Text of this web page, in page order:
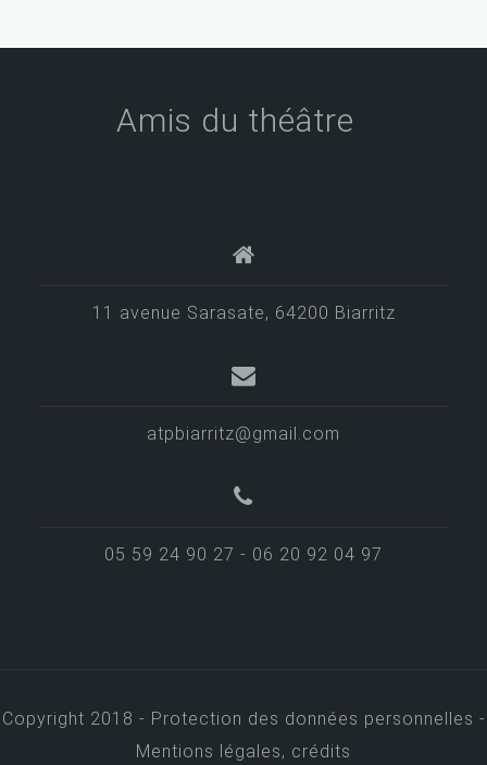
Amis du théâtre
11 avenue Sarasate, 64200 Biarritz
atpbiarritz@gmail.com
05 59 24 90 27 - 06 20 92 04 97
Copyright 2018 - Protection des données personnelles -
Mentions légales, crédits